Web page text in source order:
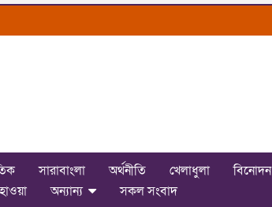
সারাবাংলা অর্থনীতি খেলাধুলা বিনোদন
অন্যান্য সকল সংবাদ